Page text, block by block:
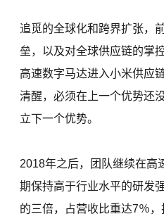
追觅的全球化和跨界扩张，
垒，以及对全球供应链的掌
高速数字马达进入小米供应
清醒，必须在上一个优势还
立下一个优势。
2018年之后，团队继续在高
期保持高于行业水平的研
的三倍，占营收比重达7％